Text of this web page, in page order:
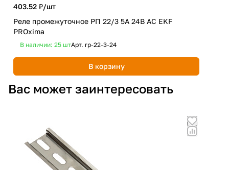
403.52 ₽/шт
Реле промежуточное РП 22/3 5А 24В АС EKF
PROxima
В наличии: 25 штАрт. rp-22-3-24
В корзину
Вас может заинтересовать